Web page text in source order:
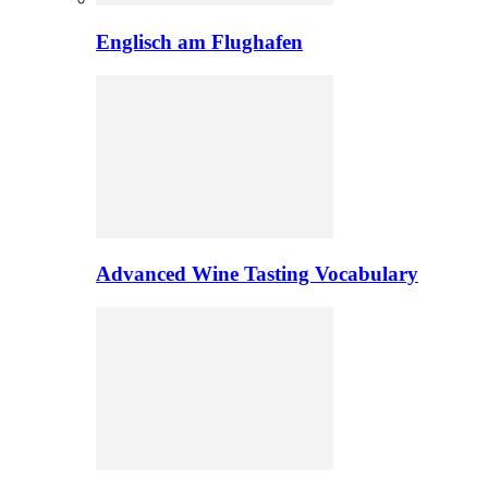
Englisch am Flughafen
Advanced Wine Tasting Vocabulary